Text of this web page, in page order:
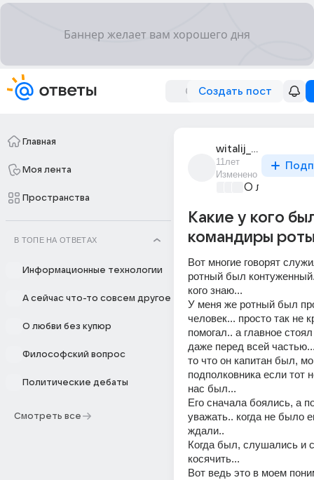
Создать пост
Главная
Моя лента
Пространства
В ТОПЕ НА ОТВЕТАХ
Информационные технологии
А сейчас что-то совсем другое
О любви без купюр
Философский вопрос
Политические дебаты
Смотреть все
witalij_czumak
11лет
Изменено
О любви без
Какие у кого
командиры
Вот многие говорят
ротный был
кого знаю...
У меня же ротный был
человек... просто так не
помогал.. а главное
даже перед всей
то что он капитан был,
подполковника если тот
нас был...
Его сначала боялись, а
уважать.. когда не было
ждали..
Когда был, слушались и
косячить...
Вот ведь это в моем